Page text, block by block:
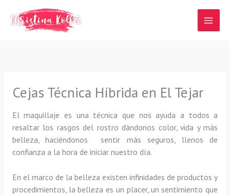
contenido
Cejas Técnica Híbrida en El Tejar
El maquillaje es una técnica que nos ayuda a todos a
resaltar los rasgos del rostro dándonos color, vida y más
belleza, haciéndonos sentir más seguros, llenos de
confianza a la hora de iniciar nuestro día.
En el marco de la belleza existen infinidades de productos y
procedimientos, la belleza es un placer, un sentimiento que